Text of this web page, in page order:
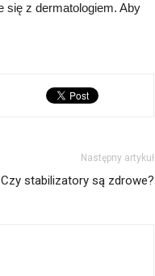
się z dermatologiem. Aby
Następny artykuł
Czy stabilizatory są zdrowe?